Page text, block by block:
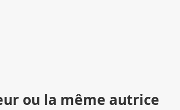
ou la même autrice